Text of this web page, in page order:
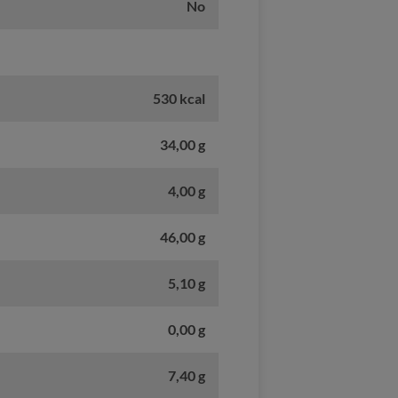
No
530 kcal
34,00 g
4,00 g
46,00 g
5,10 g
0,00 g
7,40 g